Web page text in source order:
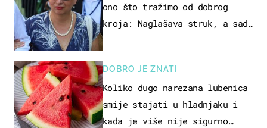
ono što tražimo od dobrog
kroja: Naglašava struk, a sada
DOBRO JE ZNATI
Koliko dugo narezana lubenica
smije stajati u hladnjaku i
kada je više nije sigurno